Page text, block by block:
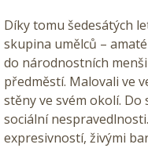
Díky tomu šedesátých
skupina umělců –
do národnostních
předměstí. Malovali ve
stěny ve svém okolí.
sociální
expresivností, živými